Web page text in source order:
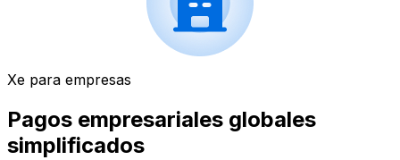
Xe para empresas
Pagos empresariales globales
simplificados